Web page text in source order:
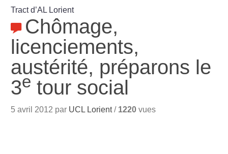
Tract d’AL Lorient
Chômage,
licenciements,
austérité, préparons le
3e tour social
5 avril 2012 par UCL Lorient/ 1220 vues